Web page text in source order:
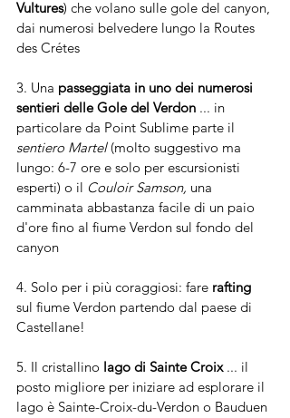
Vultures) che volano sulle gole del canyon,
dai numerosi belvedere lungo la Routes
des Crétes
3. Una passeggiata in uno dei numerosi
sentieri delle Gole del Verdon ... in
particolare da Point Sublime parte il
sentiero Martel (molto suggestivo ma
lungo: 6-7 ore e solo per escursionisti
esperti) o il Couloir Samson, una
camminata abbastanza facile di un paio
d'ore fino al fiume Verdon sul fondo del
canyon
4. Solo per i più coraggiosi: fare rafting
sul fiume Verdon partendo dal paese di
Castellane!
5. Il cristallino lago di Sainte Croix ... il
posto migliore per iniziare ad esplorare il
lago è Sainte-Croix-du-Verdon o Bauduen